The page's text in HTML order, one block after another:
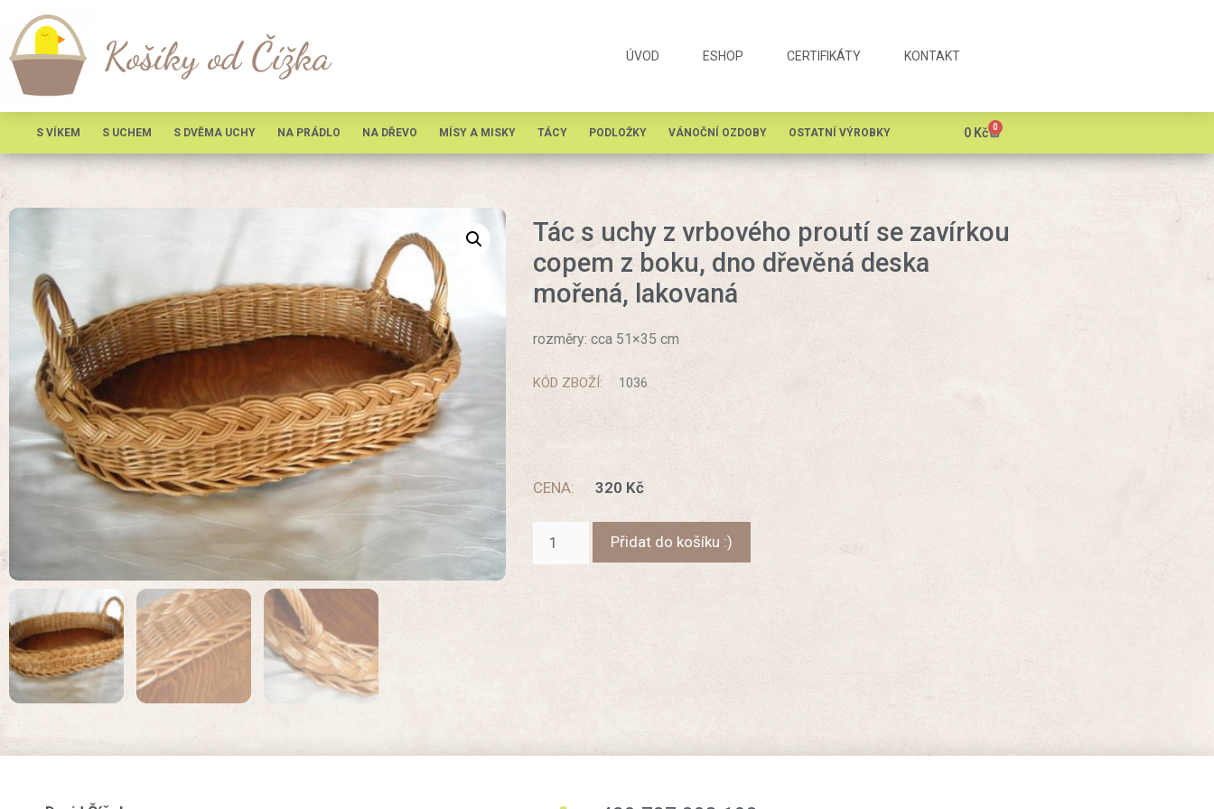
Košíky od Čížka ÚVOD ESHOP CERTIFIKÁTY KONTAKT
S VÍKEM S UCHEM S DVĚMA UCHY NA PRÁDLO NA DŘEVO MÍSY A MISKY TÁCY PODLOŽKY VÁNOČNÍ OZDOBY OSTATNÍ VÝROBKY 0 Kč 0
Tác s uchy z vrbového proutí se zavírkou
copem z boku, dno dřevěná deska
mořená, lakovaná
rozměry: cca 51×35 cm
KÓD ZBOŽÍ: 1036
CENA: 320 Kč
Přidat do košíku :)